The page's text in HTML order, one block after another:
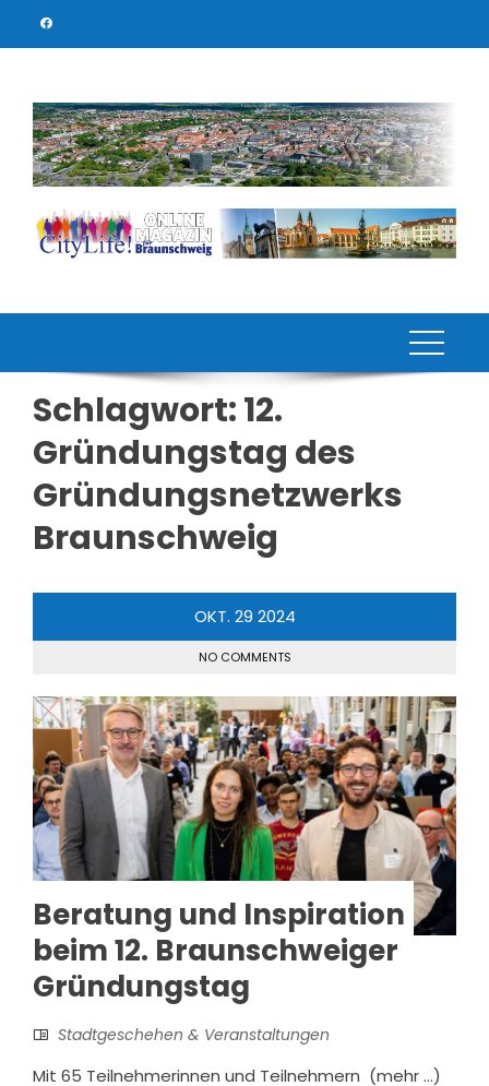
Schlagwort:12.
Gründungstag des
Gründungsnetzwerks
Braunschweig
OKT. 29 2024
NO COMMENTS
Beratung und Inspiration
beim 12. Braunschweiger
Gründungstag
Stadtgeschehen & Veranstaltungen
Mit 65 Teilnehmerinnen und Teilnehmern (mehr …)